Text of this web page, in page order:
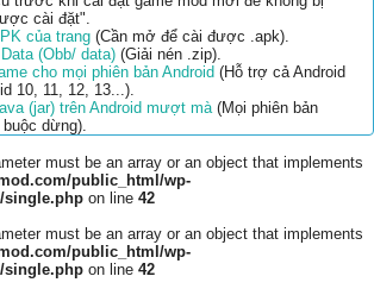
cài đặt".
của trang (Cần mở để cài được .apk).
(Obb/ data) (Giải nén .zip).
cho mọi phiên bản Android (Hỗ trợ cả Android
10, 11, 12, 13...).
(jar) trên Android mượt mà(Mọi phiên bản
dừng).
must be an array or an object that implements
public_html/wp-
single.php on line 42
must be an array or an object that implements
public_html/wp-
single.php on line 42